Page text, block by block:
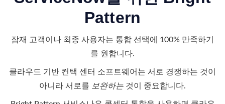
Pattern
잠재 고객이나 최종 사용자는 통합 선택에 100% 만족하기
를 원합니다.
클라우드 기반 컨택 센터 소프트웨어는 서로 경쟁하는 것이
아니라 서로를 보완하는 것이 중요합니다.